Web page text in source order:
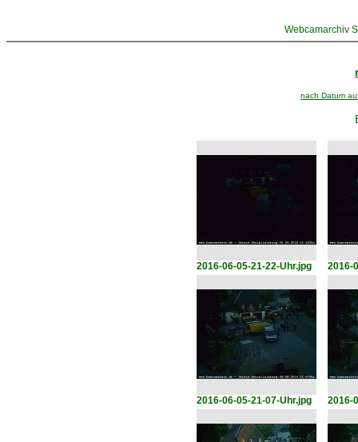
Webcamarchiv
nach Datum
2016-06-05-21-22-Uhr.jpg 2016-
2016-06-05-21-07-Uhr.jpg 2016-